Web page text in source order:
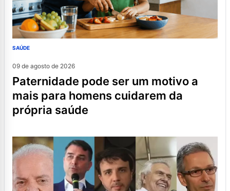
SAÚDE
09 de agosto de 2026
paternidade pode ser um motivo a
mais para homens cuidarem da
própria saúde